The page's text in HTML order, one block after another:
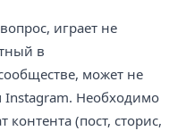
играет не
в
может не
Instagram. Необходимо
(пост, сторис,